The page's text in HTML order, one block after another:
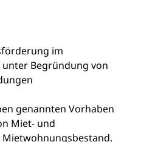
im
Begründung von
genannten Vorhaben
Miet- und